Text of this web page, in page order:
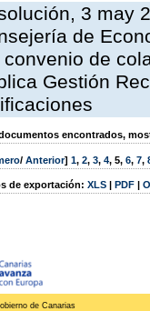
3 may
de
convenio de
Gestión
encontrados,
/ Anterior] 1, 2, 3, 4, 5, 6, 7,
de exportación: XLS | PDF |
de Canarias